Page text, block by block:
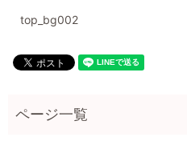
top_bg002